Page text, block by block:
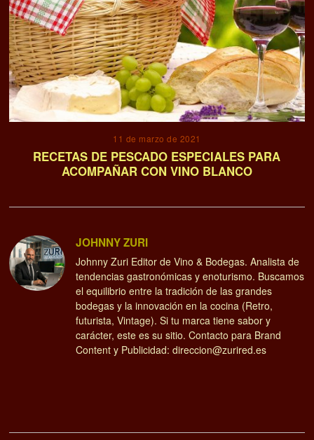
11 de marzo de 2021
RECETAS DE PESCADO ESPECIALES PARA
ACOMPAÑAR CON VINO BLANCO
JOHNNY ZURI
Johnny Zuri Editor de Vino & Bodegas. Analista de
tendencias gastronómicas y enoturismo. Buscamos
el equilibrio entre la tradición de las grandes
bodegas y la innovación en la cocina (Retro,
futurista, Vintage). Si tu marca tiene sabor y
carácter, este es su sitio. Contacto para Brand
Content y Publicidad: direccion@zurired.es